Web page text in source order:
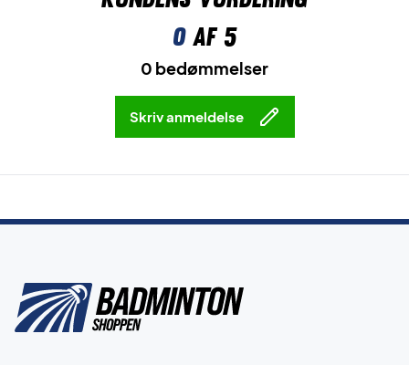
0af 5
0 bedømmelser
Skriv anmeldelse